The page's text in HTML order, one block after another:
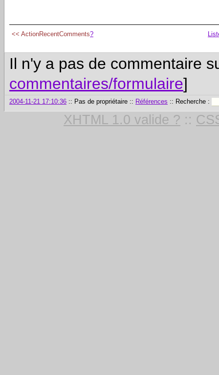
<< ActionRecentComments?
Il n'y a pas de commentaire
commentaires/formulaire]
2004-11-21 17:10:36 :: Pas de propriétaire :: Références :: Recherche :
XHTML 1.0 valide ? ::